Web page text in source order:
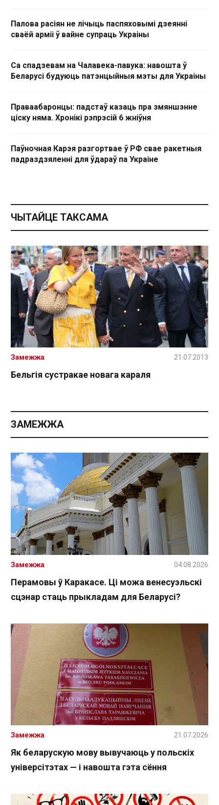
Палова расіян не лічыць паспяховымі дзеянні
сваёй арміі ў вайне супраць Украіны
Са спадзевам на Чалавека-павука: навошта ў
Беларусі будуюць патэнцыйныя мэты для Украіны
Праваабаронцы: падстаў казаць пра змяншэнне
ціску няма. Хронікі рэпрэсій 6 жніўня
Паўночная Карэя разгортвае ў РФ свае ракетныя
падраздзяленні для ўдараў па Украіне
ЧЫТАЙЦЕ ТАКСАМА
Бельгія сустракае новага караля
Замежжа 21.07.2013
ЗАМЕЖЖА
Перамовы ў Каракасе. Ці можа венесуэльскі
сцэнар стаць прыкладам для Беларусі?
Замежжа 04.08.2026
Як беларускую мову вывучаюць у польскіх
універсітэтах — і навошта гэта сёння
Замежжа 21.07.2026